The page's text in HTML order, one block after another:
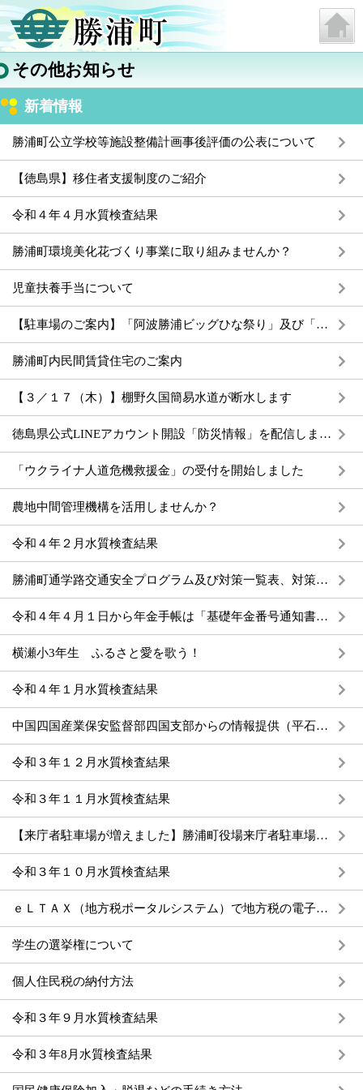
その他お知らせ
新着情報
勝浦町公立学校等施設整備計画事後評価の公表について
【徳島県】移住者支援制度のご紹介
令和４年４月水質検査結果
勝浦町環境美化花づくり事業に取り組みませんか？
児童扶養手当について
【駐車場のご案内】「阿波勝浦ビッグひな祭り」及び「勝浦さくら祭り」イベントへご来場の皆さまへ
勝浦町内民間賃貸住宅のご案内
【３／１７（木）】棚野久国簡易水道が断水します
徳島県公式LINEアカウント開設「防災情報」を配信します。
「ウクライナ人道危機救援金」の受付を開始しました
農地中間管理機構を活用しませんか？
令和４年２月水質検査結果
勝浦町通学路交通安全プログラム及び対策一覧表、対策箇所図について
令和４年４月１日から年金手帳は「基礎年金番号通知書」に変わります
横瀬小3年生 ふるさと愛を歌う！
令和４年１月水質検査結果
中国四国産業保安監督部四国支部からの情報提供（平石山鉱山事業・検査内容）について
令和３年１２月水質検査結果
令和３年１１月水質検査結果
【来庁者駐車場が増えました】勝浦町役場来庁者駐車場区画拡張について
令和３年１０月水質検査結果
ｅＬＴＡＸ（地方税ポータルシステム）で地方税の電子申告や電子納税が利用できます
学生の選挙権について
個人住民税の納付方法
令和３年９月水質検査結果
令和３年8月水質検査結果